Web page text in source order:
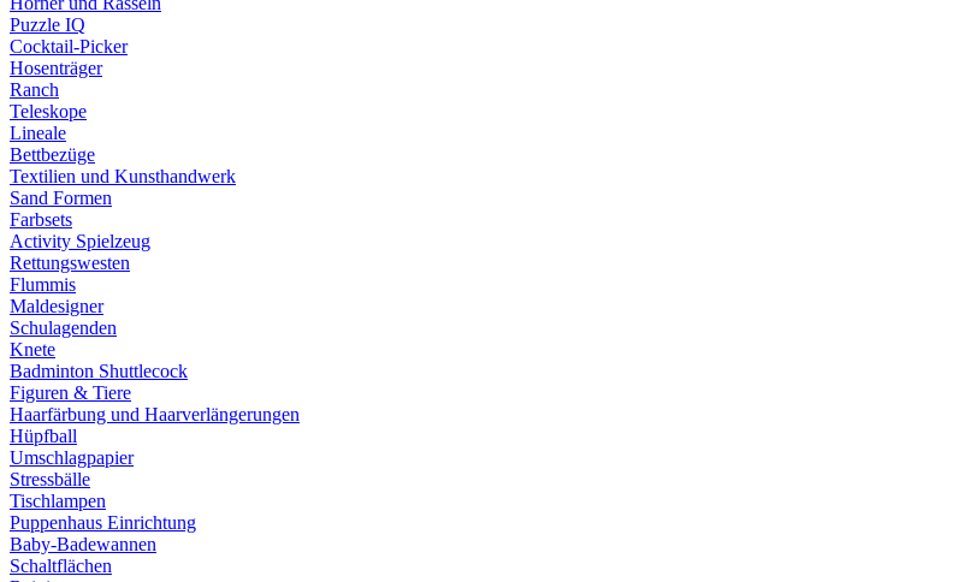
Puzzle IQ
Cocktail-Picker
Hosenträger
Ranch
Teleskope
Lineale
Bettbezüge
Textilien und Kunsthandwerk
Sand Formen
Farbsets
Activity Spielzeug
Rettungswesten
Flummis
Maldesigner
Schulagenden
Knete
Badminton Shuttlecock
Figuren & Tiere
Haarfärbung und Haarverlängerungen
Hüpfball
Umschlagpapier
Stressbälle
Tischlampen
Puppenhaus Einrichtung
Baby-Badewannen
Schaltflächen